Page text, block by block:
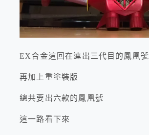
EX合金這回在連出三代目的鳳凰號
再加上重塗裝版
總共要出六款的鳳凰號
這一路看下來